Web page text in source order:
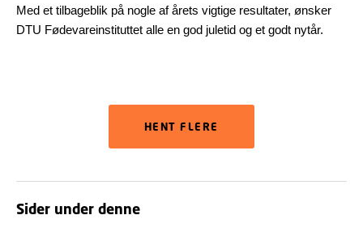
Med et tilbageblik på nogle af årets vigtige resultater, ønsker
DTU Fødevareinstituttet alle en god juletid og et godt nytår.
HENT FLERE
Sider under denne